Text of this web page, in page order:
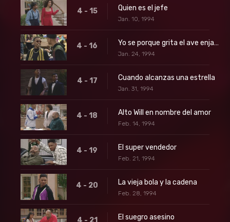
4 - 15 Quien es el jefe
Jan. 10, 1994
4 - 16 Yo se porque grita el ave enjaulada
Jan. 24, 1994
4 - 17 Cuando alcanzas una estrella
Jan. 31, 1994
4 - 18 Alto Will en nombre del amor
Feb. 14, 1994
4 - 19 El super vendedor
Feb. 21, 1994
4 - 20 La vieja bola y la cadena
Feb. 28, 1994
El suegro asesino